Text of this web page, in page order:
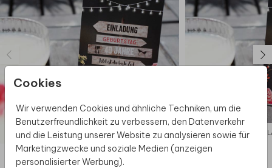
Cookies
Wir verwenden Cookies und ähnliche Techniken, um die
Benutzerfreundlichkeit zu verbessern, den Datenverkehr
und die Leistung unserer Website zu analysieren sowie für
Marketingzwecke und soziale Medien (anzeigen
personalisierter Werbung).
EINLADUNG
Diese Produkte könnten dir auch gefallen